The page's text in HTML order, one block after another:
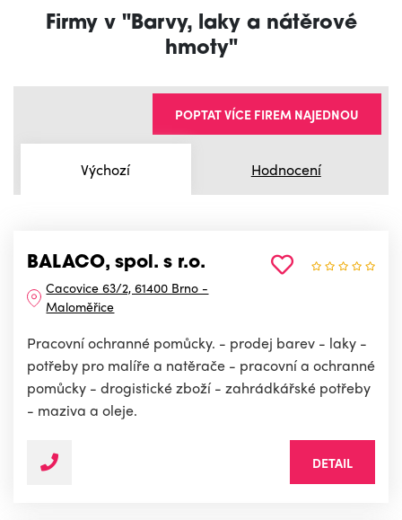
Firmy v "Barvy, laky a nátěrové
hmoty"
Výchozí Hodnocení
POPTAT VÍCE FIREM NAJEDNOU
BALACO, spol. s r.o.
Cacovice 63/2, 61400 Brno -
Maloměřice
Pracovní ochranné pomůcky. - prodej barev - laky -
potřeby pro malíře a natěrače - pracovní a ochranné
pomůcky - drogistické zboží - zahrádkářské potřeby
- maziva a oleje.
DETAIL